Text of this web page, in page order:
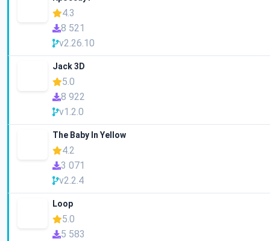
4.3
8 521
v2.26.10
Jack 3D
5.0
8 922
v1.2.0
The Baby In Yellow
4.2
3 071
v2.2.4
Loop
5.0
5 583